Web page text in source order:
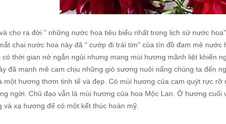
cho ra đời " những nước hoa tiêu biểu nhất trong lịch sử nước
chai nước hoa này đã " cướp đi trái tim" của tín đồ đam mê
có thời gian nở ngắn ngủi nhưng mang mùi hương mãnh liệt khiến
đã mạnh mẽ cam chịu những gió sương nuôi nấng chúng ta đến
một hương thơm tinh tế và đẹp. Có mùi hương của cam quýt rực
ngời. Chủ đạo vẫn là mùi hương của hoa Mộc Lan. Ở hương
xạ hương để có một kết thúc hoàn mỹ.